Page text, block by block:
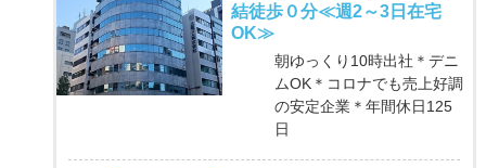
結徒歩０分≪週2～3日在宅
OK≫
朝ゆっくり10時出社＊デニ
ムOK＊コロナでも売上好調
の安定企業＊年間休日125
日